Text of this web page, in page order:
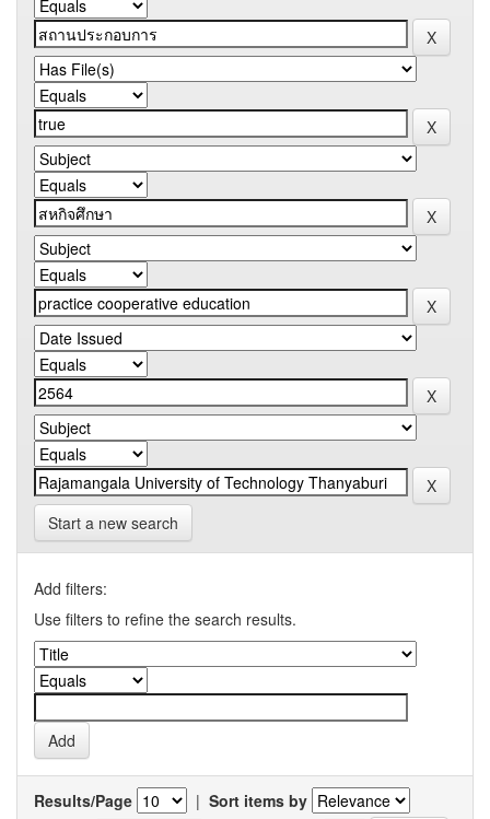
Start a new search
Add filters:
Use filters to refine the search results.
Results/Page | Sort items by